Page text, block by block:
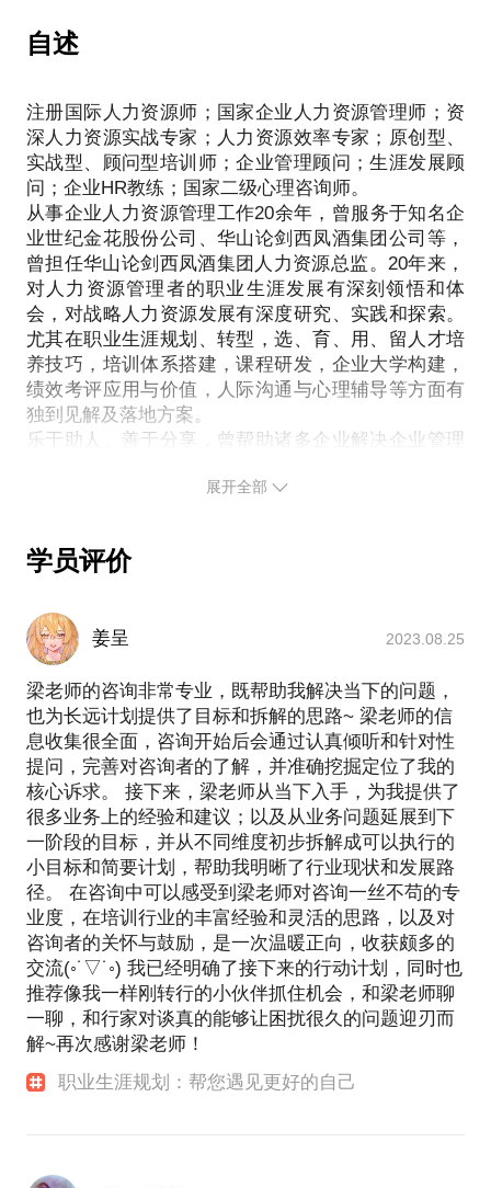
14、如何通过数字化人力资源，提高工作效能？
15、疫情当下，企业压力倍增，如何优化人才结构？
我将会帮您梳理、思考、解决以下问题：
1、管理诊断：全面管理诊断与重难点问题梳理。
2、战略管理：如何实现从战略制定、战略分解到战略
落地？
3、组织管理：如何推动企业组织结构优化或组织变
革？如何打造敏捷组织？
4、团队管理：如何打造高绩效团队，推动高效执行
力？
5、企业文化：如何构建积极向上的文化氛围，有哪些
具体可操作的落地实施方案？
6、招聘管理：如果构建招聘体系，绘制人才画像，优
化人才结构？
员工价值的薪酬体系？
9、人才发展：如果打造企业人才供应链，为业务赋
【赠送福利】咨询后的一个月内，如果有本话题咨询
后的落地问题，您都可以与咨询师取得联系，采取网
您喜欢现在的工作吗？
您分析过自己的兴趣、爱好、性格、气质吗？
面对职场瓶颈，如何突破？
如何走出职场倦怠？
如何提升职场竞争力？
如何加速职场晋升？
如何实现职场华丽转型？
在这些方面，相信我能为您提供帮助：
教您职业宏观分析方法；
分析您的价值观和职业锚；
探讨职业发展方向；
教您制订行动计划；
学习后的跟踪与反馈。
而是一个开始。针对学员实际情况后期将会开设阶梯
注：团课，满4人开团，上限10人。我将为学员提供
精心设计的PPT课件讲解。现场您将会对自己有个全
将结识众多的职场精英，扩充自己的人脉。
PS：此话题达到要求人数开课，如要求立即面见者，
职场适应、人际关系和自我管理等方面的发展性问
题。
你适合什么样的工作？
你能做哪些工作？
你最大的潜能和优势有哪些？
你的核心竞争力是什么？
你最需要从工作中获得什么？
从内心需求来看，你的目标如何分解？
你前进的动力来自哪里？
结合现实，你当下最应该做什么？
2、职业选择：决策与取舍。
机会与挑战并存，利益与风险同在，你该如何取舍？
面对纠结和犹豫，怎样学会理性分析，让自己坚定决
策？
3、职场适应：时间-任务管理，内-外职业生涯发展，
面对纷繁复杂的日程表，怎样做到主次分明，让自己
怎样在组织期待和个人发展之间获得平衡？
怎样理性看待并科学应对各种压力？
如何保持当下各种角色的平衡，让自己的生活丰富多
彩。
4、人际关系：职场人际，性格解析，情绪情感。
如何与领导、同事、下属和谐相处？
怎样进行有效沟通并保持恰当的距离？
从性格的角度理解自己和他人，学会接纳与合理应
对。
科学认识并合理表达自己的感受、需要以及愤怒，提
高自己的情商。
5、自我管理：确立目标，优化行动，自我成长，改善
自控力。
什么样的目标是恰当的、具有长远意义的？
最适合你的行动计划是什么？
怎样进行自我监督与掌控？
持续的动力和坚定的信心如何保持？
如何克服拖延症，提升自己的自控力，让自己不断接
近自己的目标。
自述
注册国际人力资源师；国家企业人力资源管理师；资
深人力资源实战专家；人力资源效率专家；原创型、
实战型、顾问型培训师；企业管理顾问；生涯发展顾
问；企业HR教练；国家二级心理咨询师。
从事企业人力资源管理工作20余年，曾服务于知名企
业世纪金花股份公司、华山论剑西凤酒集团公司等，
曾担任华山论剑西凤酒集团人力资源总监。20年来，
对人力资源管理者的职业生涯发展有深刻领悟和体
会，对战略人力资源发展有深度研究、实践和探索。
尤其在职业生涯规划、转型，选、育、用、留人才培
养技巧，培训体系搭建，课程研发，企业大学构建，
绩效考评应用与价值，人际沟通与心理辅导等方面有
独到见解及落地方案。
乐于助人、善于分享，曾帮助诸多企业解决企业管理
突破职业发展瓶颈，明确职业发展方向。用科学有效
展开全部
学员评价
姜呈 2023.08.25
梁老师的咨询非常专业，既帮助我解决当下的问题，
也为长远计划提供了目标和拆解的思路~ 梁老师的信
息收集很全面，咨询开始后会通过认真倾听和针对性
提问，完善对咨询者的了解，并准确挖掘定位了我的
核心诉求。 接下来，梁老师从当下入手，为我提供了
很多业务上的经验和建议；以及从业务问题延展到下
一阶段的目标，并从不同维度初步拆解成可以执行的
小目标和简要计划，帮助我明晰了行业现状和发展路
径。 在咨询中可以感受到梁老师对咨询一丝不苟的专
业度，在培训行业的丰富经验和灵活的思路，以及对
咨询者的关怀与鼓励，是一次温暖正向，收获颇多的
交流(◦˙▽˙◦) 我已经明确了接下来的行动计划，同时也
推荐像我一样刚转行的小伙伴抓住机会，和梁老师聊
一聊，和行家对谈真的能够让困扰很久的问题迎刃而
解~再次感谢梁老师！
职业生涯规划：帮您遇见更好的自己